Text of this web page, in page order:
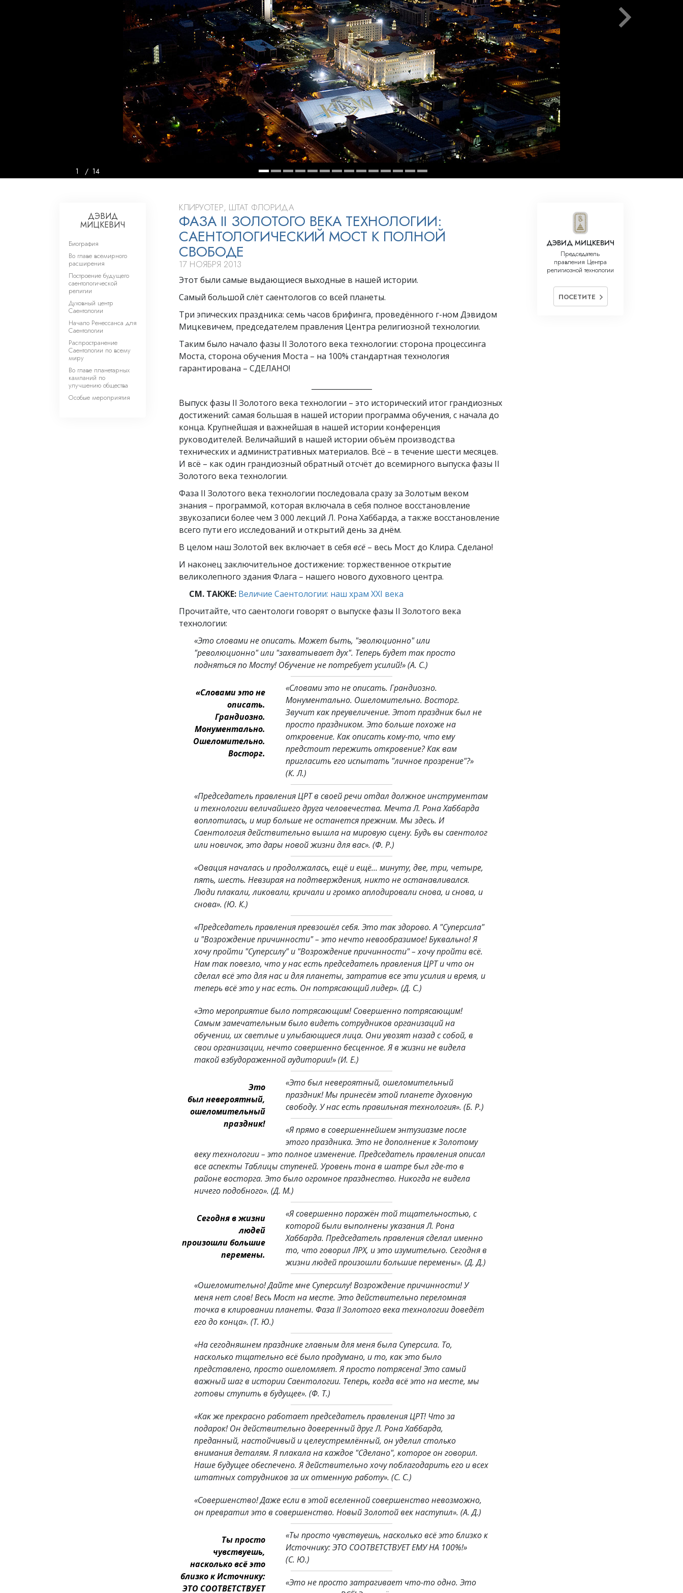
Что такое величие?
Решение проблемы наркотиков
Дети
Инструменты для использования
в работе
Этика и состояния
Причина подавления
Расследования
Основы организации
Основы связей с общественностью
1 / 14
КЛИРУОТЕР, ШТАТ ФЛОРИДА
ФАЗА II ЗОЛОТОГО ВЕКА ТЕХНОЛОГИИ:
САЕНТОЛОГИЧЕСКИЙ МОСТ К ПОЛНОЙ
СВОБОДЕ
17 НОЯБРЯ 2013
Этот были самые выдающиеся выходные в нашей истории.
Самый большой слёт саентологов со всей планеты.
Три эпических праздника: семь часов брифинга, проведённого г-ном Дэвидом
Мицкевичем, председателем правления Центра религиозной технологии.
Таким было начало фазы II Золотого века технологии: сторона процессинга
Моста, сторона обучения Моста – на 100% стандартная технология
гарантирована – СДЕЛАНО!
Выпуск фазы II Золотого века технологии – это исторический итог грандиозных
достижений: самая большая в нашей истории программа обучения, с начала до
конца. Крупнейшая и важнейшая в нашей истории конференция
руководителей. Величайший в нашей истории объём производства
технических и административных материалов. Всё – в течение шести месяцев.
И всё – как один грандиозный обратный отсчёт до всемирного выпуска фазы II
Золотого века технологии.
Фаза II Золотого века технологии последовала сразу за Золотым веком
знания – программой, которая включала в себя полное восстановление
звукозаписи более чем 3 000 лекций Л. Рона Хаббарда, а также восстановление
всего пути его исследований и открытий день за днём.
В целом наш Золотой век включает в себя всё – весь Мост до Клира. Сделано!
И наконец заключительное достижение: торжественное открытие
великолепного здания Флага – нашего нового духовного центра.
СМ. ТАКЖЕ: Величие Саентологии: наш храм XXI века
Прочитайте, что саентологи говорят о выпуске фазы II Золотого века
технологии:
«Это словами не описать. Может быть, "эволюционно" или
"революционно" или "захватывает дух". Теперь будет так просто
подняться по Мосту! Обучение не потребует усилий!»(А. С.)
«Словами это не
описать.
Грандиозно.
Монументально.
Ошеломительно.
Восторг.
«Словами это не описать. Грандиозно.
Монументально. Ошеломительно. Восторг.
Звучит как преувеличение. Этот праздник был не
просто праздником. Это больше похоже на
откровение. Как описать кому-то, что ему
предстоит пережить откровение? Как вам
пригласить его испытать "личное прозрение"?»
(К. Л.)
«Председатель правления ЦРТ в своей речи отдал должное инструментам
и технологии величайшего друга человечества. Мечта Л. Рона Хаббарда
воплотилась, и мир больше не останется прежним. Мы здесь. И
Саентология действительно вышла на мировую сцену. Будь вы саентолог
или новичок, это дары новой жизни для вас». (Ф. Р.)
«Овация началась и продолжалась, ещё и ещё... минуту, две, три, четыре,
пять, шесть. Невзирая на подтверждения, никто не останавливался.
Люди плакали, ликовали, кричали и громко аплодировали снова, и снова, и
снова». (Ю. К.)
«Председатель правления превзошёл себя. Это так здорово. А "Суперсила"
и "Возрождение причинности" – это нечто невообразимое! Буквально! Я
хочу пройти "Суперсилу" и "Возрождение причинности" – хочу пройти всё.
Нам так повезло, что у нас есть председатель правления ЦРТ и что он
сделал всё это для нас и для планеты, затратив все эти усилия и время, и
теперь всё это у нас есть. Он потрясающий лидер». (Д. С.)
«Это мероприятие было потрясающим! Совершенно потрясающим!
Самым замечательным было видеть сотрудников организаций на
обучении, их светлые и улыбающиеся лица. Они увозят назад с собой, в
свои организации, нечто совершенно бесценное. Я в жизни не видела
такой взбудораженной аудитории!»(И. Е.)
Это
был невероятный,
ошеломительный
праздник!
«Это был невероятный, ошеломительный
праздник! Мы принесём этой планете духовную
свободу. У нас есть правильная технология». (Б. Р.)
«Я прямо в совершеннейшем энтузиазме после
этого праздника. Это не дополнение к Золотому
веку технологии – это полное изменение. Председатель правления описал
все аспекты Таблицы ступеней. Уровень тона в шатре был где-то в
районе восторга. Это было огромное празднество. Никогда не видела
ничего подобного». (Д. М.)
Сегодня в жизни
людей
произошли большие
перемены.
«Я совершенно поражён той тщательностью, с
которой были выполнены указания Л. Рона
Хаббарда. Председатель правления сделал именно
то, что говорил ЛРХ, и это изумительно. Сегодня в
жизни людей произошли большие перемены». (Д. Д.)
«Ошеломительно! Дайте мне Суперсилу! Возрождение причинности! У
меня нет слов! Весь Мост на месте. Это действительно переломная
точка в клировании планеты. Фаза II Золотого века технологии доведёт
его до конца». (Т. Ю.)
«На сегодняшнем празднике главным для меня была Суперсила. То,
насколько тщательно всё было продумано, и то, как это было
представлено, просто ошеломляет. Я просто потрясена! Это самый
важный шаг в истории Саентологии. Теперь, когда всё это на месте, мы
готовы ступить в будущее». (Ф. Т.)
«Как же прекрасно работает председатель правления ЦРТ! Что за
подарок! Он действительно доверенный друг Л. Рона Хаббарда,
преданный, настойчивый и целеустремлённый, он уделил столько
внимания деталям. Я плакала на каждое "Сделано", которое он говорил.
Наше будущее обеспечено. Я действительно хочу поблагодарить его и всех
штатных сотрудников за их отменную работу». (С. С.)
«Совершенство! Даже если в этой вселенной совершенство невозможно,
он превратил это в совершенство. Новый Золотой век наступил». (А. Д.)
Ты просто
чувствуешь,
насколько всё это
близко к Источнику:
ЭТО СООТВЕТСТВУЕТ
«Ты просто чувствуешь, насколько всё это близко к
Источнику: ЭТО СООТВЕТСТВУЕТ ЕМУ НА 100%!»
(С. Ю.)
«Это не просто затрагивает что-то одно. Это
ДЭВИД
МИЦКЕВИЧ
Биография
Во главе всемирного
расширения
Построение будущего
саентологической
религии
Духовный центр
Саентологии
Начало Ренессанса для
Саентологии
Распространение
Саентологии по всему
миру
Во главе планетарных
кампаний по
улучшению общества
Особые мероприятия
ДЭВИД МИЦКЕВИЧ
Председатель
правления Центра
религиозной технологии
ПОСЕТИТЕ